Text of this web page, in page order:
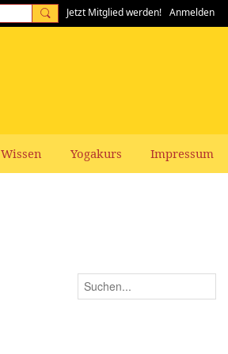
Jetzt Mitglied werden! Anmelden
Wissen Yogakurs Impressum